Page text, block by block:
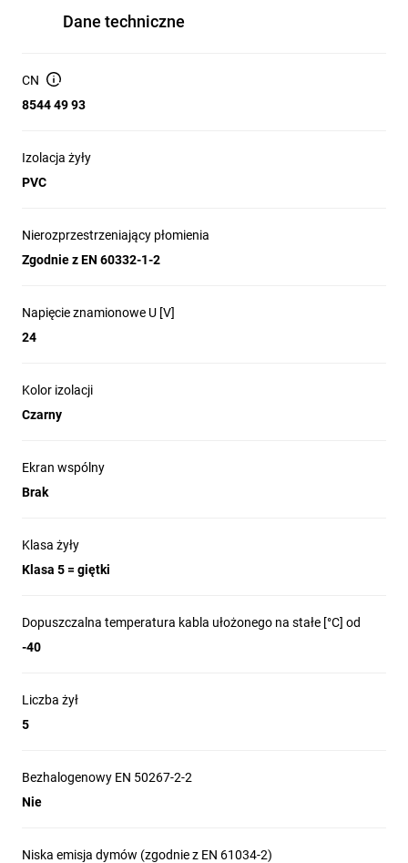
Dane techniczne
CN
8544 49 93
Izolacja żyły
PVC
Nierozprzestrzeniający płomienia
Zgodnie z EN 60332-1-2
Napięcie znamionowe U [V]
24
Kolor izolacji
Czarny
Ekran wspólny
Brak
Klasa żyły
Klasa 5 = giętki
Dopuszczalna temperatura kabla ułożonego na stałe [°C] od
-40
Liczba żył
5
Bezhalogenowy EN 50267-2-2
Nie
Niska emisja dymów (zgodnie z EN 61034-2)